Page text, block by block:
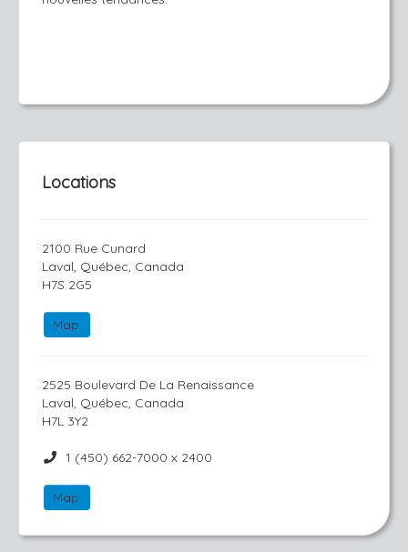
Locations
2100 Rue Cunard
Laval, Québec, Canada
H7S 2G5
Map
2525 Boulevard De La Renaissance
Laval, Québec, Canada
H7L 3Y2
1 (450) 662-7000 x 2400
Map